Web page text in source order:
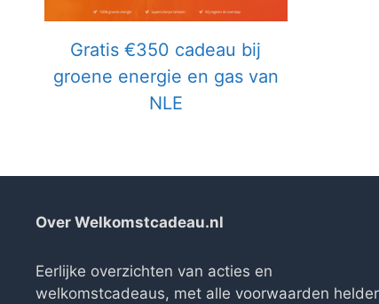
Gratis €350 cadeau bij
groene energie en gas van
NLE
Over Welkomstcadeau.nl
Eerlijke overzichten van acties en
welkomstcadeaus, met alle voorwaarden helder